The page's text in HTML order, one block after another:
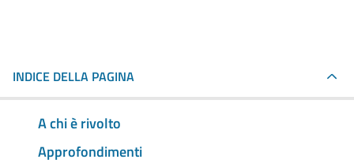
INDICE DELLA PAGINA
A chi è rivolto
Approfondimenti